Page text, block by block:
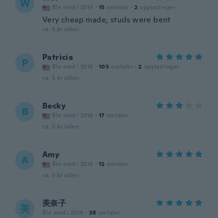
W Ble med i 2019 · 15 omtaler · 2 opplastinger
Very cheap made, studs were bent
ca. 5 år siden
P Patricia
Ble med i 2018 · 105 omtaler · 2 opplastinger
ca. 5 år siden
B Becky
Ble med i 2016 · 17 omtaler
ca. 5 år siden
A Amy
Ble med i 2015 · 12 omtaler
ca. 5 år siden
美 美奈子
Ble med i 2019 · 38 omtaler